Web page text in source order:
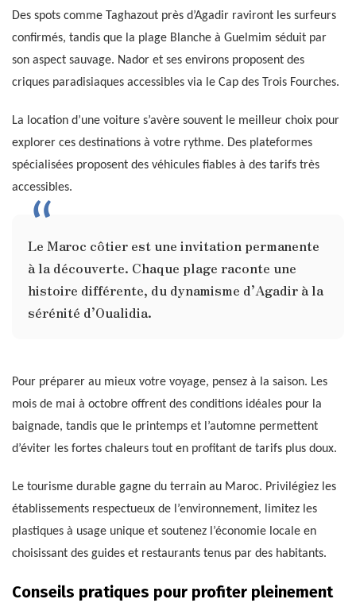
Des spots comme Taghazout près d’Agadir raviront les surfeurs
confirmés, tandis que la plage Blanche à Guelmim séduit par
son aspect sauvage. Nador et ses environs proposent des
criques paradisiaques accessibles via le Cap des Trois Fourches.
La location d’une voiture s’avère souvent le meilleur choix pour
explorer ces destinations à votre rythme. Des plateformes
spécialisées proposent des véhicules fiables à des tarifs très
accessibles.
Le Maroc côtier est une invitation permanente
à la découverte. Chaque plage raconte une
histoire différente, du dynamisme d’Agadir à la
sérénité d’Oualidia.
Pour préparer au mieux votre voyage, pensez à la saison. Les
mois de mai à octobre offrent des conditions idéales pour la
baignade, tandis que le printemps et l’automne permettent
d’éviter les fortes chaleurs tout en profitant de tarifs plus doux.
Le tourisme durable gagne du terrain au Maroc. Privilégiez les
établissements respectueux de l’environnement, limitez les
plastiques à usage unique et soutenez l’économie locale en
choisissant des guides et restaurants tenus par des habitants.
Conseils pratiques pour profiter pleinement